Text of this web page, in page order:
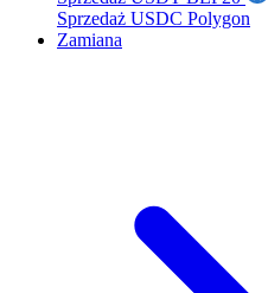
Sprzedaż USDC Polygon
Zamiana